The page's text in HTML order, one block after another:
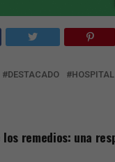
DESTACADO HOSPITAL
remedios: una